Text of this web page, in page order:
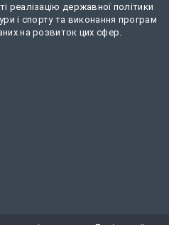
реалізацію державної політики
і спорту та виконання програм
на розвиток цих сфер.